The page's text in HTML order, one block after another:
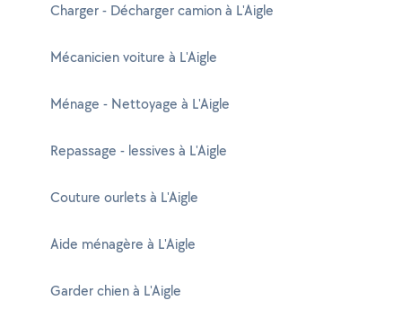
Charger - Décharger camion à L'Aigle
Mécanicien voiture à L'Aigle
Ménage - Nettoyage à L'Aigle
Repassage - lessives à L'Aigle
Couture ourlets à L'Aigle
Aide ménagère à L'Aigle
Garder chien à L'Aigle